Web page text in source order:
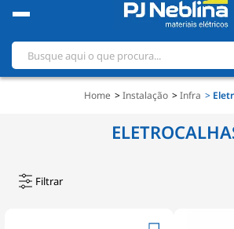
Home Instalação Infra
Filtrar